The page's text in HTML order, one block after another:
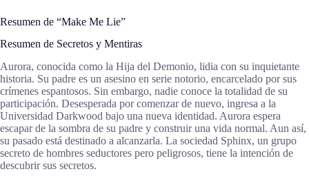
Resumen de “Make Me Lie”
Resumen de Secretos y Mentiras
Aurora, conocida como la Hija del Demonio, lidia con su inquietante
historia. Su padre es un asesino en serie notorio, encarcelado por sus
crímenes espantosos. Sin embargo, nadie conoce la totalidad de su
participación. Desesperada por comenzar de nuevo, ingresa a la
Universidad Darkwood bajo una nueva identidad. Aurora espera
escapar de la sombra de su padre y construir una vida normal. Aun así,
su pasado está destinado a alcanzarla. La sociedad Sphinx, un grupo
secreto de hombres seductores pero peligrosos, tiene la intención de
descubrir sus secretos.